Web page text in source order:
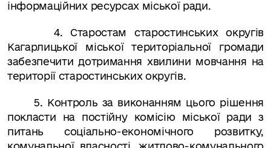
інформаційних ресурсах міської ради.
4. Старостам старостинських округів
Кагарлицької міської територіальної громади
забезпечити дотримання хвилини мовчання на
території старостинських округів.
5. Контроль за виконанням цього рішення
покласти на постійну комісію міської ради з
питань соціально-економічного розвитку,